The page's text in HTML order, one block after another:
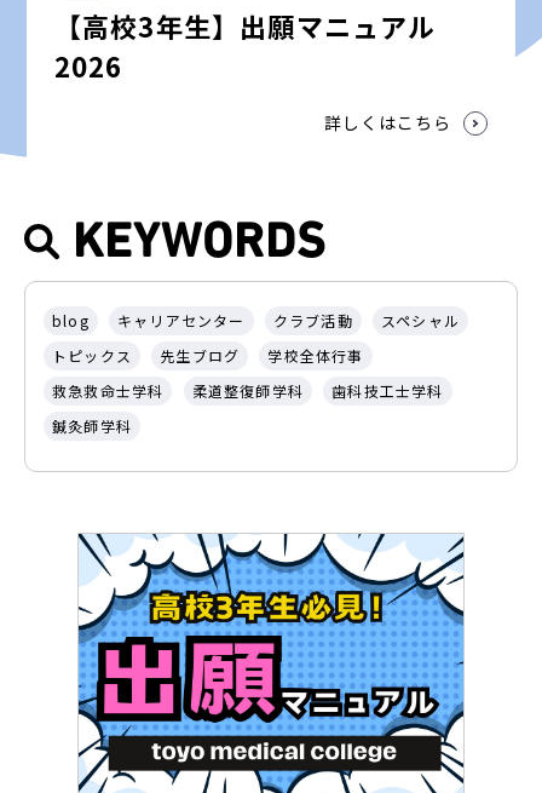
【高校3年生】出願マニュアル
2026
詳しくはこちら
KEYWORDS
blog キャリアセンター クラブ活動
スペシャル
トピックス
先生ブログ
学校全体行事
救急救命士学科
柔道整復師学科
歯科技工士学科
鍼灸師学科